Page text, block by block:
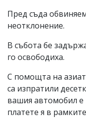
Пред съда
неотклонение.
В събота бе
го освободиха.
С помощта на
са изпратили
вашия автомобил е
платете я в